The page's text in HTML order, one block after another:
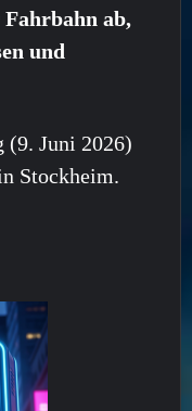
ab,
und
(9. Juni 2026)
Stockheim.